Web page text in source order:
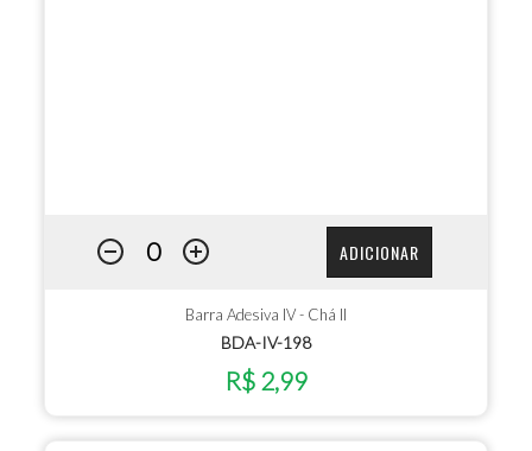
ADICIONAR
Barra Adesiva IV - Chá II
BDA-IV-198
R$ 2,99